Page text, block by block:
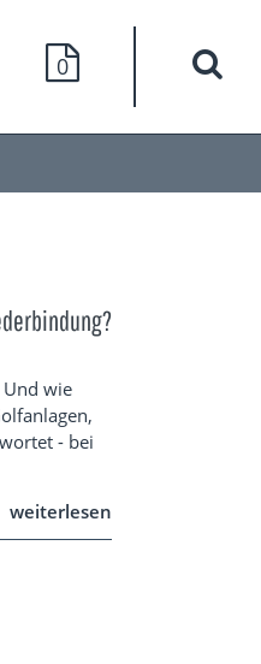
0
wie
- bei
weiterlesen